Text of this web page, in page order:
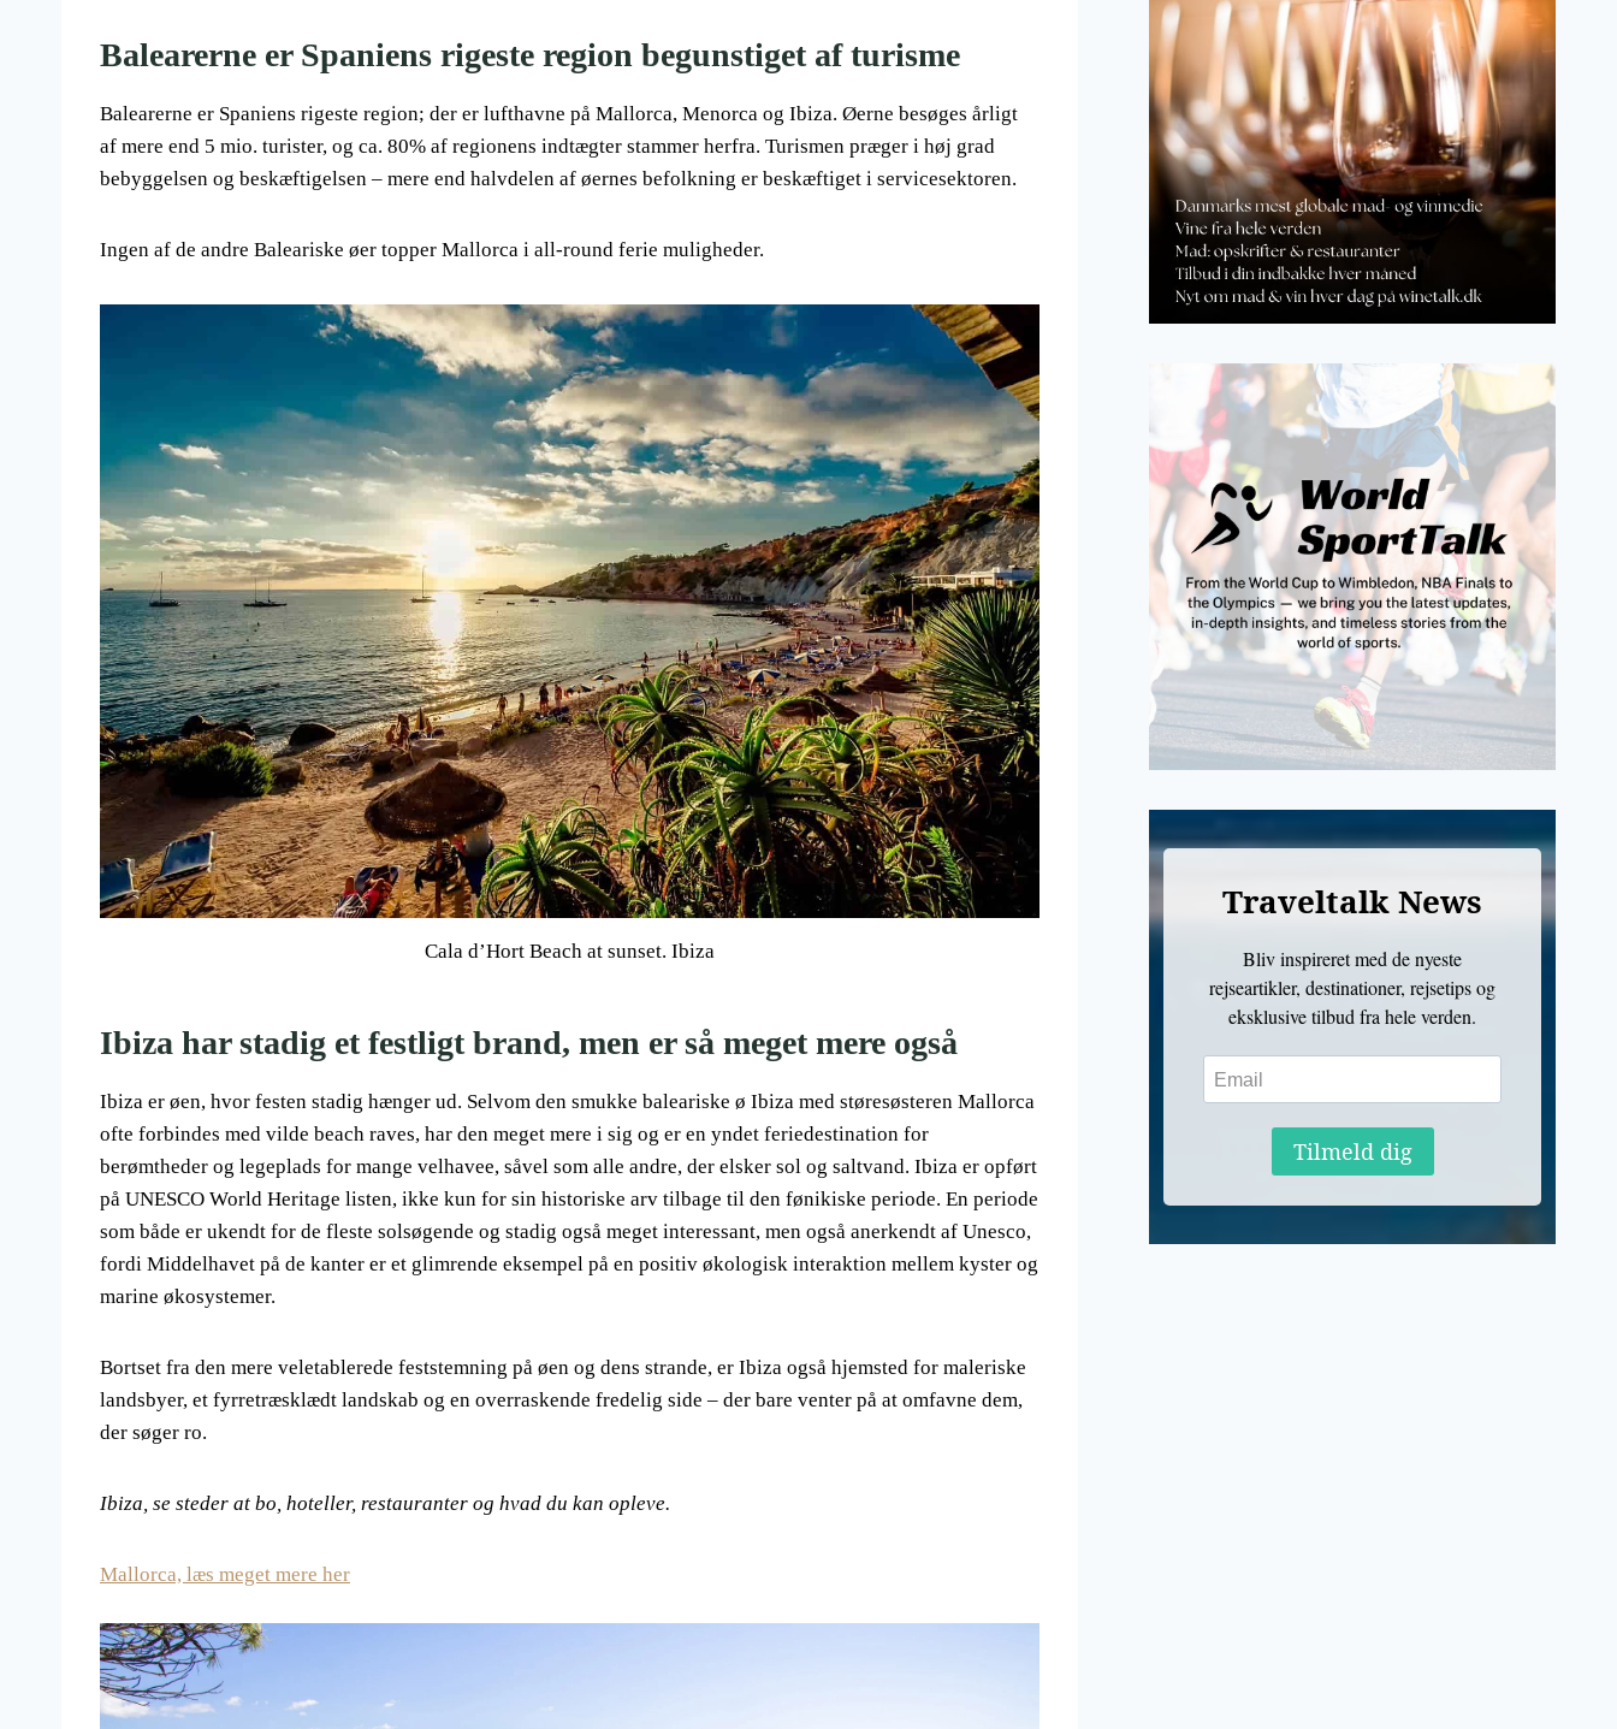
Balearerne er Spaniens rigeste region begunstiget af turisme
Balearerne er Spaniens rigeste region; der er lufthavne på Mallorca, Menorca og Ibiza. Øerne besøges årligt
af mere end 5 mio. turister, og ca. 80% af regionens indtægter stammer herfra. Turismen præger i høj grad
bebyggelsen og beskæftigelsen – mere end halvdelen af øernes befolkning er beskæftiget i servicesektoren.
Ingen af de andre Baleariske øer topper Mallorca i all-round ferie muligheder.
Cala d’Hort Beach at sunset. Ibiza
Ibiza har stadig et festligt brand, men er så meget mere også
Ibiza er øen, hvor festen stadig hænger ud. Selvom den smukke baleariske ø Ibiza med støresøsteren Mallorca
ofte forbindes med vilde beach raves, har den meget mere i sig og er en yndet feriedestination for
berømtheder og legeplads for mange velhavee, såvel som alle andre, der elsker sol og saltvand. Ibiza er opført
på UNESCO World Heritage listen, ikke kun for sin historiske arv tilbage til den fønikiske periode. En periode
som både er ukendt for de fleste solsøgende og stadig også meget interessant, men også anerkendt af Unesco,
fordi Middelhavet på de kanter er et glimrende eksempel på en positiv økologisk interaktion mellem kyster og
marine økosystemer.
Bortset fra den mere veletablerede feststemning på øen og dens strande, er Ibiza også hjemsted for maleriske
landsbyer, et fyrretræsklædt landskab og en overraskende fredelig side – der bare venter på at omfavne dem,
der søger ro.
Ibiza, se steder at bo, hoteller, restauranter og hvad du kan opleve.
Mallorca, læs meget mere her
Traveltalk News
Bliv inspireret med de nyeste
rejseartikler, destinationer, rejsetips og
eksklusive tilbud fra hele verden.
Tilmeld dig